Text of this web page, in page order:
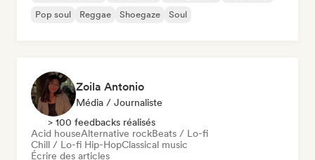
Pop soul
Reggae Shoegaze Soul
Zoila Antonio
Média / Journaliste
> 100 feedbacks réalisés
Acid houseAlternative rockBeats / Lo-fi
Chill / Lo-fi Hip-HopClassical music
Écrire des articles